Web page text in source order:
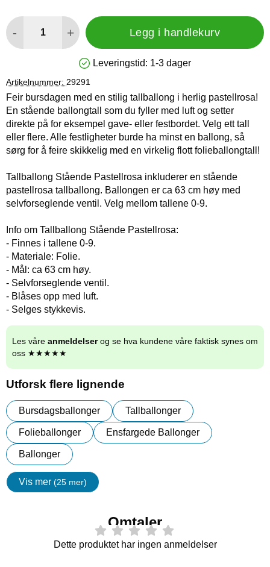
- + Legg i handlekurv
Produkttilgjengelighet: På lager
Leveringstid: 1-3 dager
Artikelnummer: 29291
Feir bursdagen med en stilig tallballong i herlig pastellrosa!
En stående ballongtall som du fyller med luft og setter
direkte på for eksempel gave- eller festbordet. Velg ett tall
eller flere. Alle festligheter burde ha minst en ballong, så
sørg for å feire skikkelig med en virkelig flott folieballongtall!
Tallballong Stående Pastellrosa inkluderer en stående
pastellrosa tallballong. Ballongen er ca 63 cm høy med
selvforseglende ventil. Velg mellom tallene 0-9.
Info om Tallballong Stående Pastellrosa:
- Finnes i tallene 0-9.
- Materiale: Folie.
- Mål: ca 63 cm høy.
- Selvforseglende ventil.
- Blåses opp med luft.
- Selges stykkevis.
Les våre anmeldelserog se hva kundene våre faktisk synes om
oss ★★★★★
Utforsk flere lignende
Bursdagsballonger Tallballonger
Folieballonger Ensfargede Ballonger
Ballonger
Vis mer (25 mer)
egenskaper
Omtaler
Dette produktet har ingen anmeldelser